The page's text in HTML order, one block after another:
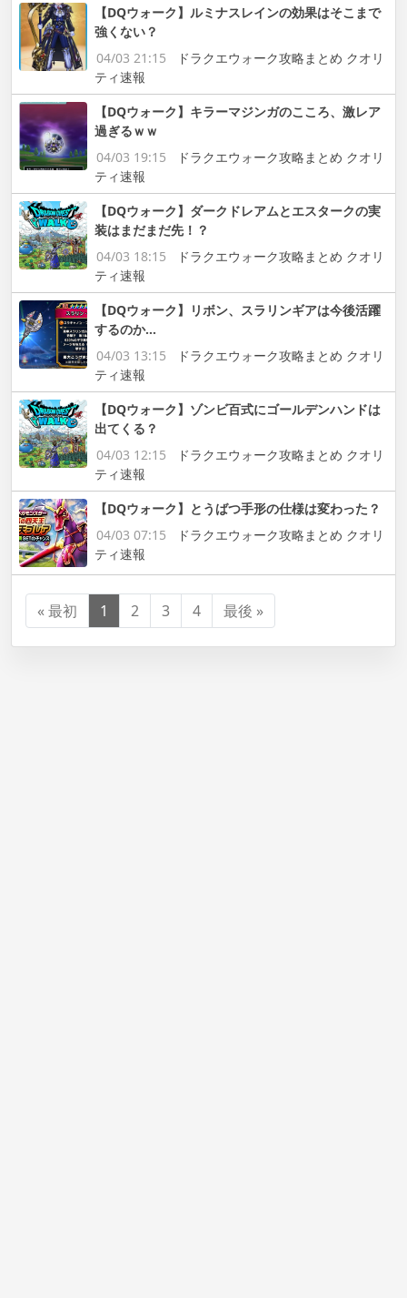
【DQウォーク】ルミナスレインの効果はそこまで
強くない？
04/03 21:15
ドラクエウォーク攻略まとめ クオリ
ティ速報
【DQウォーク】キラーマジンガのこころ、激レア
過ぎるｗｗ
04/03 19:15
ドラクエウォーク攻略まとめ クオリ
ティ速報
【DQウォーク】ダークドレアムとエスタークの実
装はまだまだ先！？
04/03 18:15
ドラクエウォーク攻略まとめ クオリ
ティ速報
【DQウォーク】リボン、スラリンギアは今後活躍
するのか…
04/03 13:15
ドラクエウォーク攻略まとめ クオリ
ティ速報
【DQウォーク】ゾンビ百式にゴールデンハンドは
出てくる？
04/03 12:15
ドラクエウォーク攻略まとめ クオリ
ティ速報
【DQウォーク】とうばつ手形の仕様は変わった？
04/03 07:15
ドラクエウォーク攻略まとめ クオリ
ティ速報
« 最初 1 2 3 4 最後 »